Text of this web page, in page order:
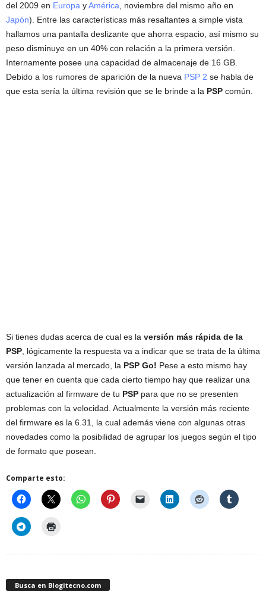
del 2009 en Europa yAmérica , noviembre del mismo año en
Japón). Entre las características más resaltantes a simple vista
hallamos una pantalla deslizante que ahorra espacio, así mismo su
peso disminuye en un 40% con relación a la primera versión.
Internamente posee una capacidad de almacenaje de 16 GB.
Debido a los rumores de aparición de la nueva PSP 2 se habla de
que esta sería la última revisión que se le brinde a la PSP común.
Si tienes dudas acerca de cual es la versión más rápida de la
PSP , lógicamente la respuesta va a indicar que se trata de la última
versión lanzada al mercado, la PSP Go! Pese a esto mismo hay
que tener en cuenta que cada cierto tiempo hay que realizar una
actualización al firmware de tu PSP para que no se presenten
problemas con la velocidad. Actualmente la versión más reciente
del firmware es la 6.31, la cual además viene con algunas otras
novedades como la posibilidad de agrupar los juegos según el tipo
de formato que posean.
Comparte esto:
Busca en Blogitecno.com